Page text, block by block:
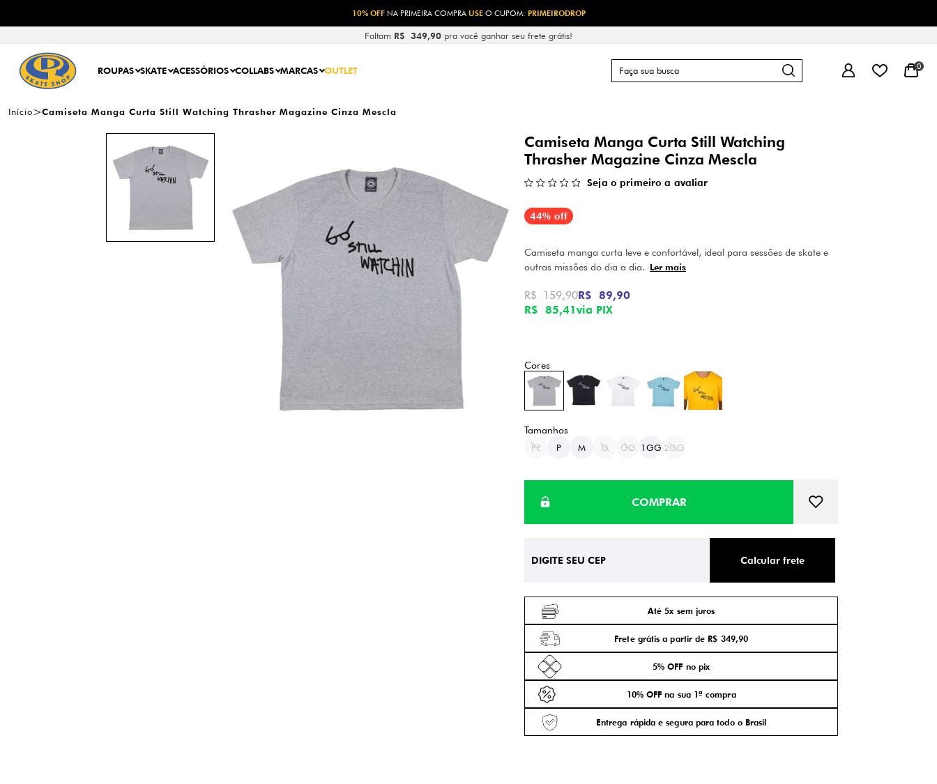
10% OFFNA PRIMEIRA COMPRA USE O CUPOM: PRIMEIRODROP
Faltam R$ 349,90 pra você ganhar seu frete grátis!
ROUPAS SKATE ACESSÓRIOS COLLABS MARCAS OUTLET 0
Início Camiseta Manga Curta Still Watching Thrasher Magazine Cinza Mescla
Camiseta Manga Curta Still Watching
Thrasher Magazine Cinza Mescla
Seja o primeiro a avaliar
44% off
Camiseta manga curta leve e confortável, ideal para sessões de skate e
outras missões do dia a dia. Ler mais
R$ 85,41via PIX
R$ 159,90R$ 89,90
PP P M G GG 1GG 2GG
Calcular frete
Até 5x sem juros
Frete grátis a partir de R$ 349,90
5% OFF no pix
10% OFF na sua 1ª compra
Entrega rápida e segura para todo o Brasil